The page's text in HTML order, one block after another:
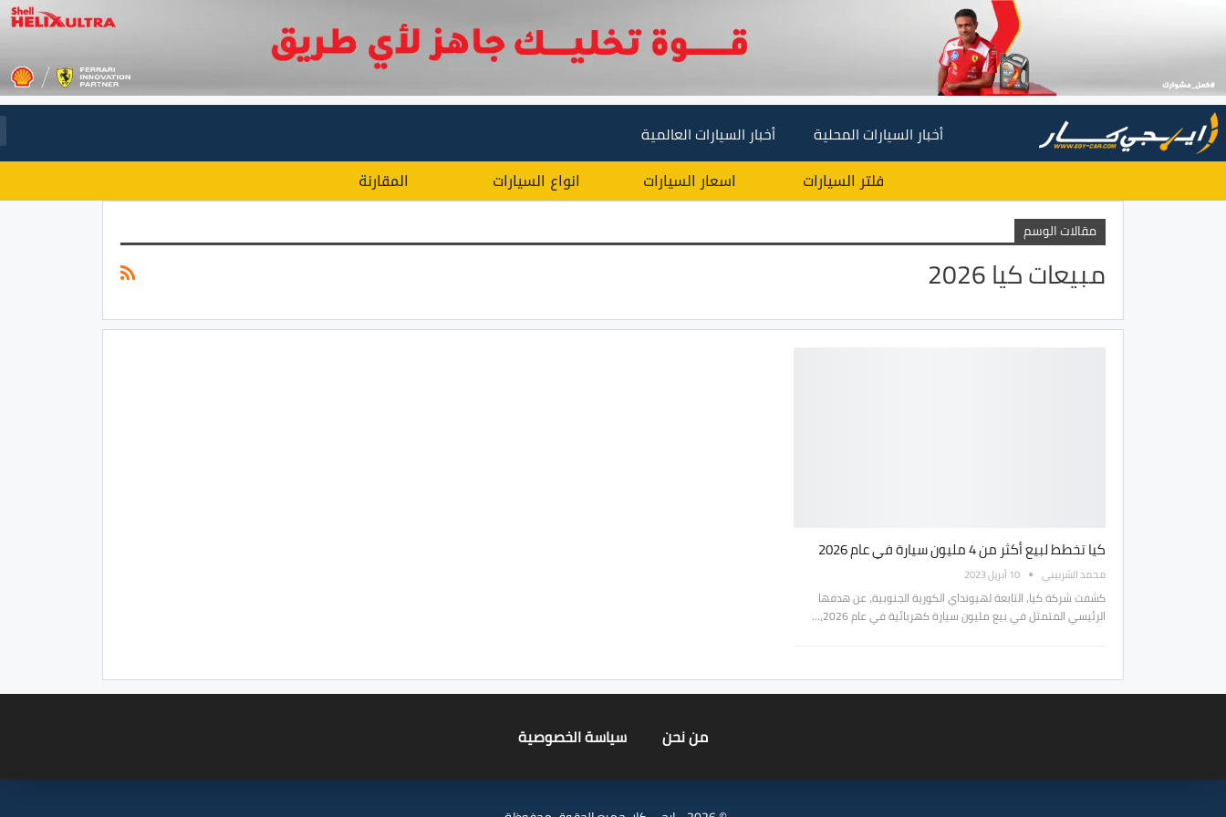
أخبار السيارات المحلية أخبار السيارات العالمية
فلتر السيارات اسعار السيارات انواع السيارات المقارنة
مقالات الوسم
مبيعات كيا 2026
كيا تخطط لبيع أكثر من 4 مليون سيارة في عام 2026
محمد الشربيني 10 أبريل 2023
كشفت شركة كيا، التابعة لهيونداي الكورية الجنوبية، عن هدفها
الرئيسي المتمثل في بيع مليون سيارة كهربائية في عام 2026،…
من نحن سياسة الخصوصية